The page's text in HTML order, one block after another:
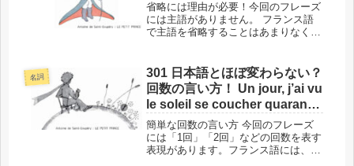
省略には理由が必要！今回のフレーズ
には主語がありません。 フランス語
で主語を省略することはあまりなく、
ズの成り立ちだけでなく、ニュアンス
の違いまでもが見えてきます！このフ
レ...
名詞
301 日本語とほぼ変わらない？
回数の言い方！ Un jour, j’ai vu
le soleil se coucher quarante-
trois fois !
簡単な回数の言い方 今回のフレーズ
には「1回」「2回」などの回数を表す
表現があります。フランス語には、性